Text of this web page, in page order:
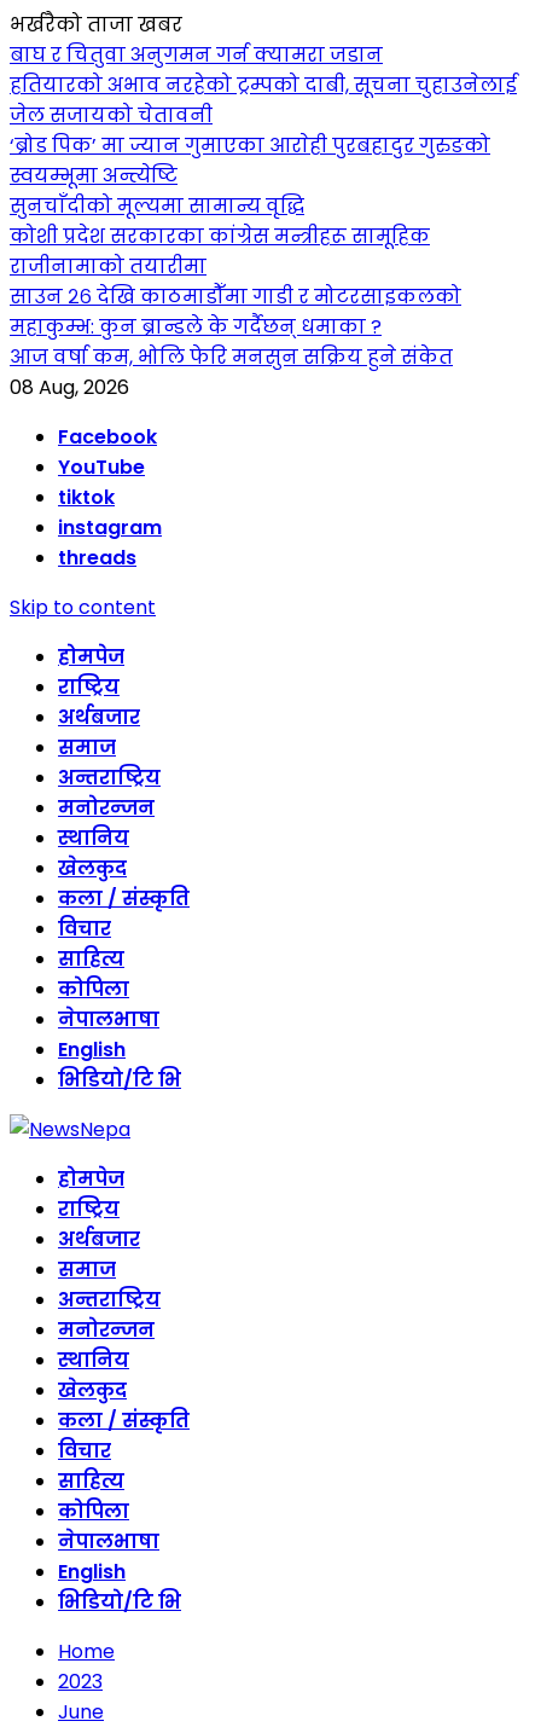
भर्खरैको ताजा खबर
बाघ र चितुवा अनुगमन गर्न क्यामरा जडान
हतियारको अभाव नरहेको ट्रम्पको दाबी, सूचना चुहाउनेलाई
जेल सजायको चेतावनी
‘ब्रोड पिक’ मा ज्यान गुमाएका आराेही पुरबहादुर गुरुङको
स्वयम्भूमा अन्त्येष्टि
सुनचाँदीको मूल्यमा सामान्य वृद्धि
कोशी प्रदेश सरकारका कांग्रेस मन्त्रीहरू सामूहिक
राजीनामाको तयारीमा
साउन २६ देखि काठमाडौँमा गाडी र मोटरसाइकलको
महाकुम्भ: कुन ब्रान्डले के गर्दैछन् धमाका ?
आज वर्षा कम, भोलि फेरि मनसुन सक्रिय हुने संकेत
08 Aug, 2026
Facebook
YouTube
tiktok
instagram
threads
Skip to content
होमपेज
राष्ट्रिय
अर्थबजार
समाज
अन्तराष्ट्रिय
मनोरन्जन
स्थानिय
खेलकुद
कला / संस्कृति
विचार
साहित्य
कोपिला
नेपालभाषा
English
भिडियो/टि भि
होमपेज
राष्ट्रिय
अर्थबजार
समाज
अन्तराष्ट्रिय
मनोरन्जन
स्थानिय
खेलकुद
कला / संस्कृति
विचार
साहित्य
कोपिला
नेपालभाषा
English
भिडियो/टि भि
Home
2023
June